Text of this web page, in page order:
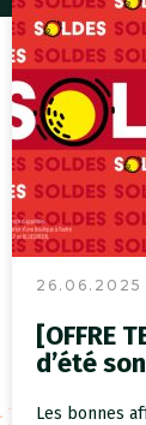
26.06.2025
[OFFRE
d’été
Les bonnes